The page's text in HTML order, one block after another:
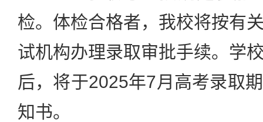
检。体检合格者，我校将按有
试机构办理录取审批手续。学
后，将于2025年7月高考录取
知书。